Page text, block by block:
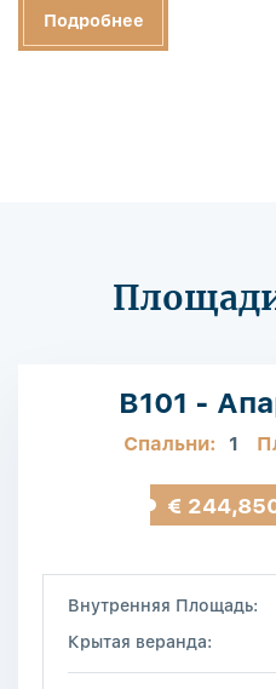
Подробнее
B101 -
Спальни: 1
€
Внутренняя Площадь:
Крытая веранда: